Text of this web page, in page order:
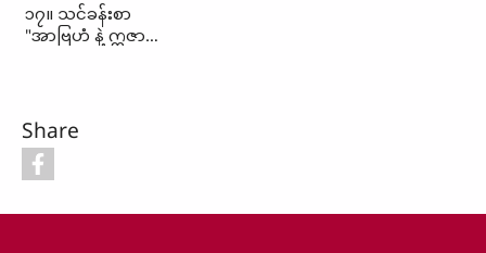
၁၇။ သင်ခန်းစာ
"အာဗြဟံ နဲ့ ဣဇာ
Share